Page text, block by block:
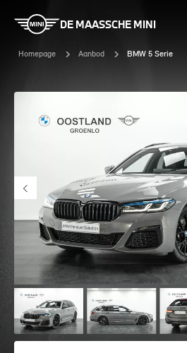
DE MAASSCHE MINI
Homepage Aanbod BMW 5 Serie